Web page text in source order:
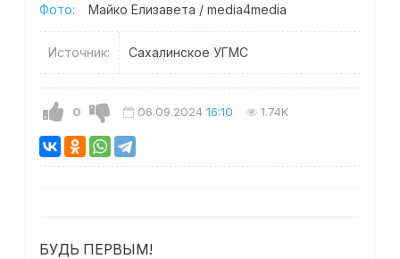
Фото: Майко Елизавета / media4media
Источник: Сахалинское УГМС
0 06.09.2024 16:10 1.74K
БУДЬ ПЕРВЫМ!